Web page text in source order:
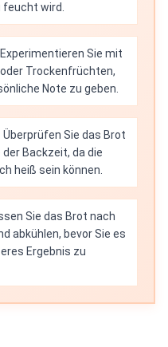
feucht wird.
Experimentieren Sie mit
Trockenfrüchten,
Note zu geben.
Überprüfen Sie das Brot
Backzeit, da die
heiß sein können.
Sie das Brot nach
abkühlen, bevor Sie es
Ergebnis zu